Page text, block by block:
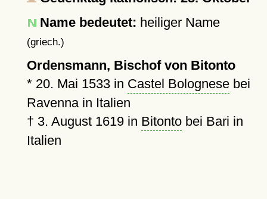
Name bedeutet: heiliger Name
(griech.)
Ordensmann, Bischof von Bitonto
* 20. Mai 1533in Castel Bolognesebei
Ravenna in Italien
† 3. August 1619in Bitontobei Bari in
Italien